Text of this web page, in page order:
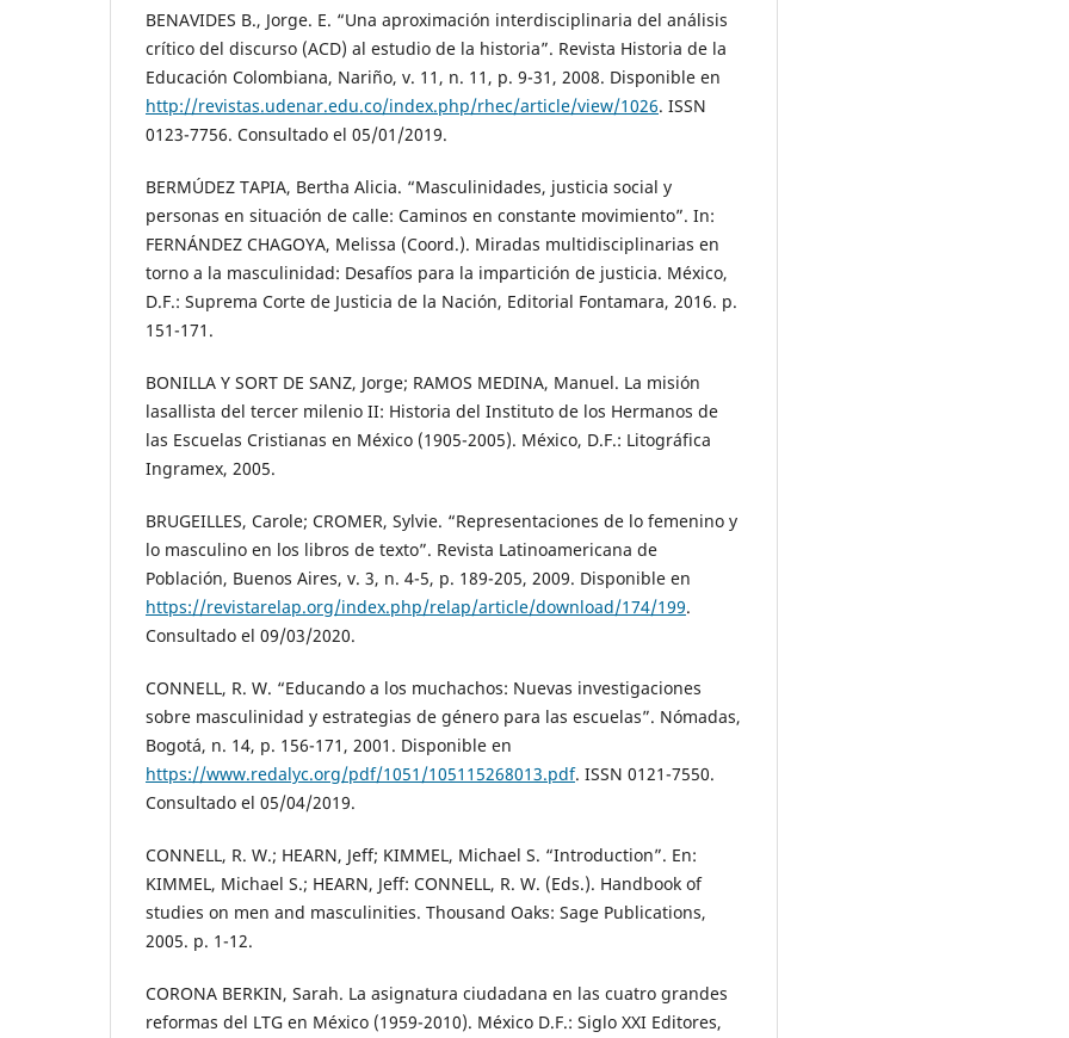
BENAVIDES B., Jorge. E. “Una aproximación interdisciplinaria del análisis
crítico del discurso (ACD) al estudio de la historia”. Revista Historia de la
Educación Colombiana, Nariño, v. 11, n. 11, p. 9-31, 2008. Disponible en
http://revistas.udenar.edu.co/index.php/rhec/article/view/1026. ISSN
0123-7756. Consultado el 05/01/2019.
BERMÚDEZ TAPIA, Bertha Alicia. “Masculinidades, justicia social y
personas en situación de calle: Caminos en constante movimiento”. In:
FERNÁNDEZ CHAGOYA, Melissa (Coord.). Miradas multidisciplinarias en
torno a la masculinidad: Desafíos para la impartición de justicia. México,
D.F.: Suprema Corte de Justicia de la Nación, Editorial Fontamara, 2016. p.
151-171.
BONILLA Y SORT DE SANZ, Jorge; RAMOS MEDINA, Manuel. La misión
lasallista del tercer milenio II: Historia del Instituto de los Hermanos de
las Escuelas Cristianas en México (1905-2005). México, D.F.: Litográfica
Ingramex, 2005.
BRUGEILLES, Carole; CROMER, Sylvie. “Representaciones de lo femenino y
lo masculino en los libros de texto”. Revista Latinoamericana de
Población, Buenos Aires, v. 3, n. 4-5, p. 189-205, 2009. Disponible en
https://revistarelap.org/index.php/relap/article/download/174/199.
Consultado el 09/03/2020.
CONNELL, R. W. “Educando a los muchachos: Nuevas investigaciones
sobre masculinidad y estrategias de género para las escuelas”. Nómadas,
Bogotá, n. 14, p. 156-171, 2001. Disponible en
https://www.redalyc.org/pdf/1051/105115268013.pdf. ISSN 0121-7550.
Consultado el 05/04/2019.
CONNELL, R. W.; HEARN, Jeff; KIMMEL, Michael S. “Introduction”. En:
KIMMEL, Michael S.; HEARN, Jeff: CONNELL, R. W. (Eds.). Handbook of
studies on men and masculinities. Thousand Oaks: Sage Publications,
2005. p. 1-12.
CORONA BERKIN, Sarah. La asignatura ciudadana en las cuatro grandes
reformas del LTG en México (1959-2010). México D.F.: Siglo XXI Editores,